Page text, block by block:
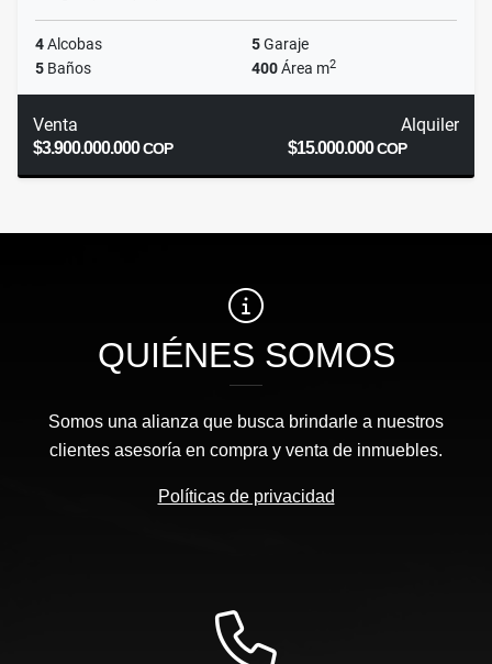
4Alcobas 5Garaje
5 Baños 400Área m2
Venta
$3.900.000.000COP
Alquiler
$15.000.000COP
QUIÉNES SOMOS
Somos una alianza que busca brindarle a nuestros
clientes asesoría en compra y venta de inmuebles.
Políticas de privacidad